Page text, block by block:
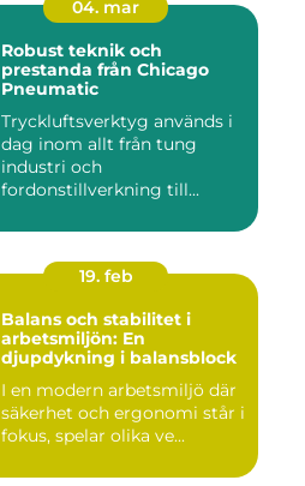
04. mar
Robust teknik och
prestanda från Chicago
Pneumatic
Tryckluftsverktyg används i
dag inom allt från tung
industri och
fordonstillverkning till...
19. feb
Balans och stabilitet i
arbetsmiljön: En
djupdykning i balansblock
I en modern arbetsmiljö där
säkerhet och ergonomi står i
fokus, spelar olika ve...